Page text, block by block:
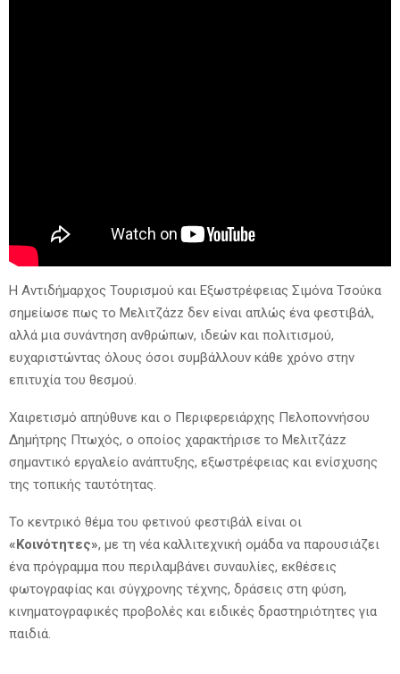
Η Αντιδήμαρχος Τουρισμού και Εξωστρέφειας Σιμόνα Τσούκα
σημείωσε πως το Μελιτζάzz δεν είναι απλώς ένα φεστιβάλ,
αλλά μια συνάντηση ανθρώπων, ιδεών και πολιτισμού,
ευχαριστώντας όλους όσοι συμβάλλουν κάθε χρόνο στην
επιτυχία του θεσμού.
Χαιρετισμό απηύθυνε και ο Περιφερειάρχης Πελοποννήσου
Δημήτρης Πτωχός, ο οποίος χαρακτήρισε το Μελιτζάzz
σημαντικό εργαλείο ανάπτυξης, εξωστρέφειας και ενίσχυσης
της τοπικής ταυτότητας.
Το κεντρικό θέμα του φετινού φεστιβάλ είναι οι
«Κοινότητες», με τη νέα καλλιτεχνική ομάδα να παρουσιάζει
ένα πρόγραμμα που περιλαμβάνει συναυλίες, εκθέσεις
φωτογραφίας και σύγχρονης τέχνης, δράσεις στη φύση,
κινηματογραφικές προβολές και ειδικές δραστηριότητες για
παιδιά.